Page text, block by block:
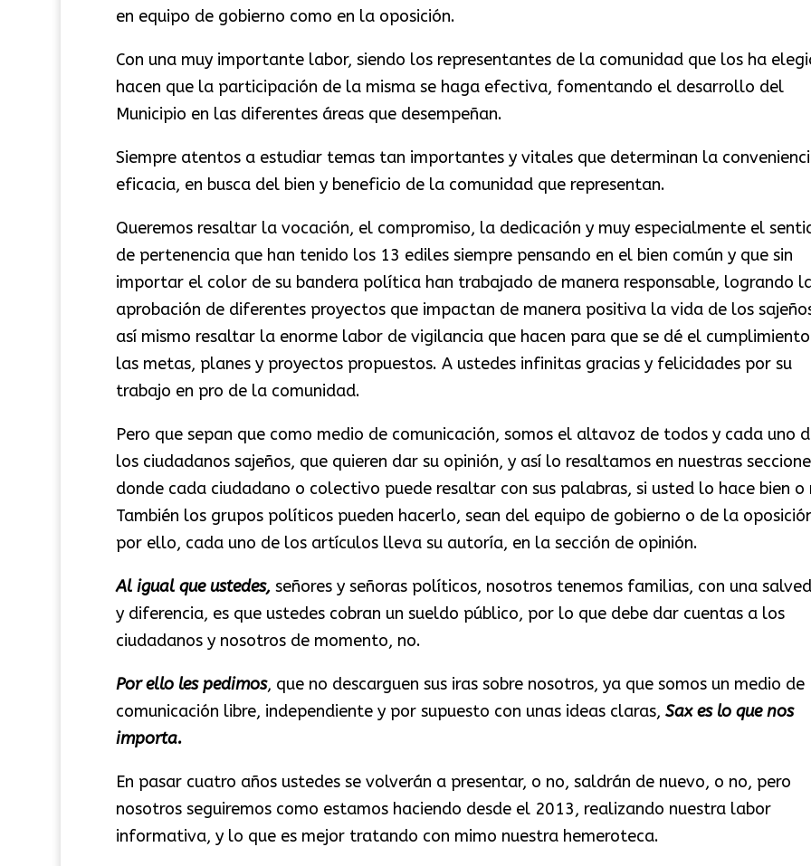
en equipo de gobierno como en la oposición.
Con una muy importante labor, siendo los representantes de la comunidad que los ha
hacen que la participación de la misma se haga efectiva, fomentando el desarrollo del
Municipio en las diferentes áreas que desempeñan.
Siempre atentos a estudiar temas tan importantes y vitales que determinan la
eficacia, en busca del bien y beneficio de la comunidad que representan.
Queremos resaltar la vocación, el compromiso, la dedicación y muy especialmente el
de pertenencia que han tenido los 13 ediles siempre pensando en el bien común y que sin
importar el color de su bandera política han trabajado de manera responsable, logrando
aprobación de diferentes proyectos que impactan de manera positiva la vida de los
así mismo resaltar la enorme labor de vigilancia que hacen para que se dé el
las metas, planes y proyectos propuestos. A ustedes infinitas gracias y felicidades por su
trabajo en pro de la comunidad.
Pero que sepan que como medio de comunicación, somos el altavoz de todos y cada uno
los ciudadanos sajeños, que quieren dar su opinión, y así lo resaltamos en nuestras
donde cada ciudadano o colectivo puede resaltar con sus palabras, si usted lo hace bien o
También los grupos políticos pueden hacerlo, sean del equipo de gobierno o de la
por ello, cada uno de los artículos lleva su autoría, en la sección de opinión.
Al igual que ustedes, señores y señoras políticos, nosotros tenemos familias, con una
y diferencia, es que ustedes cobran un sueldo público, por lo que debe dar cuentas a los
ciudadanos y nosotros de momento, no.
Por ello les pedimos, que no descarguen sus iras sobre nosotros, ya que somos un medio de
comunicación libre, independiente y por supuesto con unas ideas claras, Sax es lo que nos
importa.
En pasar cuatro años ustedes se volverán a presentar, o no, saldrán de nuevo, o no, pero
nosotros seguiremos como estamos haciendo desde el 2013, realizando nuestra labor
informativa, y lo que es mejor tratando con mimo nuestra hemeroteca.